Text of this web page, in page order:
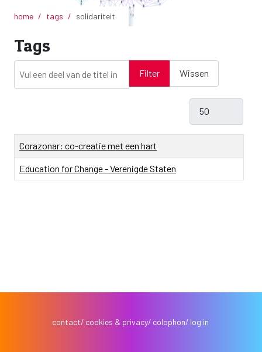
home tags solidariteit
Tags
Vul een deel van de titel in
Filter Wissen
Titel
Corazonar: co-creatie met een hart
Education for Change - Verenigde Staten
contact cookies & privacy colophon log in